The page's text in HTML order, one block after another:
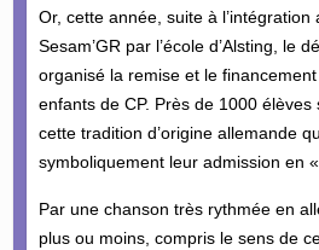
Or, cette année, suite à l’intégration
Sesam’GR par l’école d’Alsting, le
organisé la remise et le
enfants de CP. Près de 1000
cette tradition d’origine allemande
symboliquement leur admission en
Par une chanson très rythmée en
plus ou moins, compris le sens de